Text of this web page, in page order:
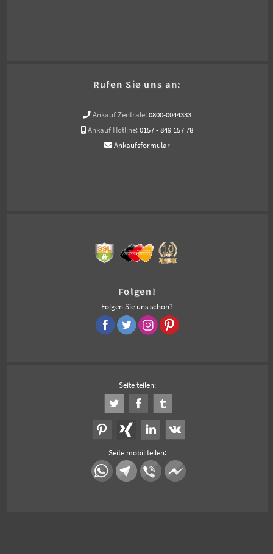
Rufen Sie uns an:
Ankauf Zentrale: 0800-0044333
Ankauf Hotline: 0157 - 849 157 78
Ankaufsformular
Folgen!
Folgen Sie uns schon?
Seite teilen:
Seite mobil teilen: